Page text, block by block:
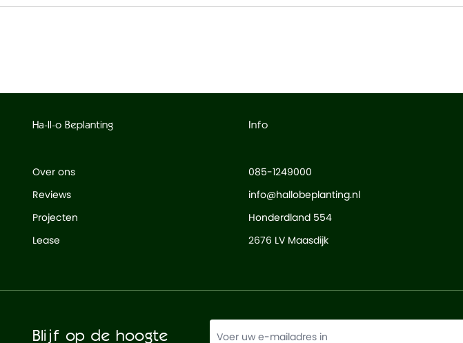
Ha-ll-o Beplanting
Over ons
Reviews
Projecten
Lease
Info
085-1249000
info@hallobeplanting.nl
Honderdland 554
2676 LV Maasdijk
Blijf op de hoogte